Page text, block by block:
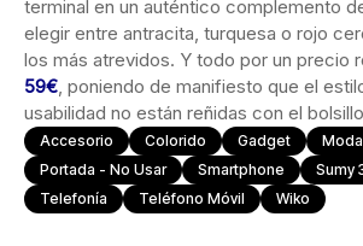
terminal en un auténtico complemento
elegir entre antracita, turquesa o rojo
los más atrevidos. Y todo por un precio
59€, poniendo de manifiesto que el
usabilidad no están reñidas con el
Accesorio Colorido Gadget
Moda
Portada - No Usar
Smartphone Sumy
Telefonía
Teléfono Móvil Wiko